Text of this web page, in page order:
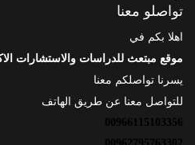
تواصلو معنا
اهلا بكم في
موقع مبتعث للدراسات والاستشارات
يسرنا تواصلكم معنا
للتواصل معنا عن طريق الهاتف
00966115103356